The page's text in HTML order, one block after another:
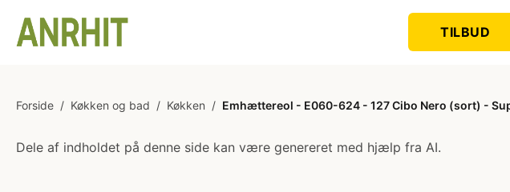
TILBUD
Forside / Køkken og bad / Køkken / Emhættereol - E060-624 - 127 Cibo Nero (sort) -
Dele af indholdet på denne side kan være genereret med hjælp fra AI.